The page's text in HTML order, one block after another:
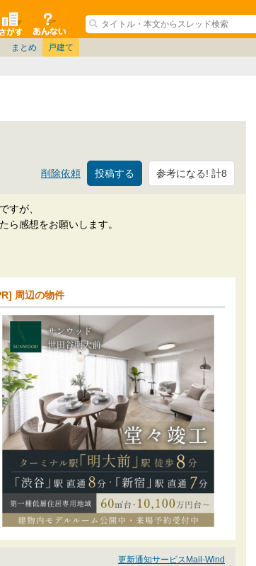
ティ
掲示板 物件検索 サイトについて
台/新潟/東北 名古屋/東海
大阪/兵庫/京都/関西
宅質問 管理会社/組合
個人取引 政治
ハウ 東京都 神奈川県
まとめ
福岡県
戸建て
削除依頼 参考になる! 計8
すが、
ら感想をお願いします。
周辺の物件
更新通知サービスMail-Wind